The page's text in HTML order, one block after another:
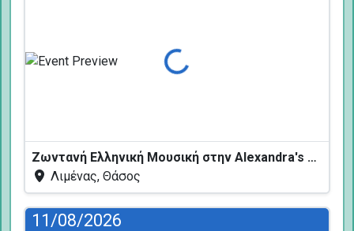
Φόρτωση...
Ζωντανή Ελληνική Μουσική στην Alexandra's Restaurant
Λιμένας, Θάσος
11/08/2026